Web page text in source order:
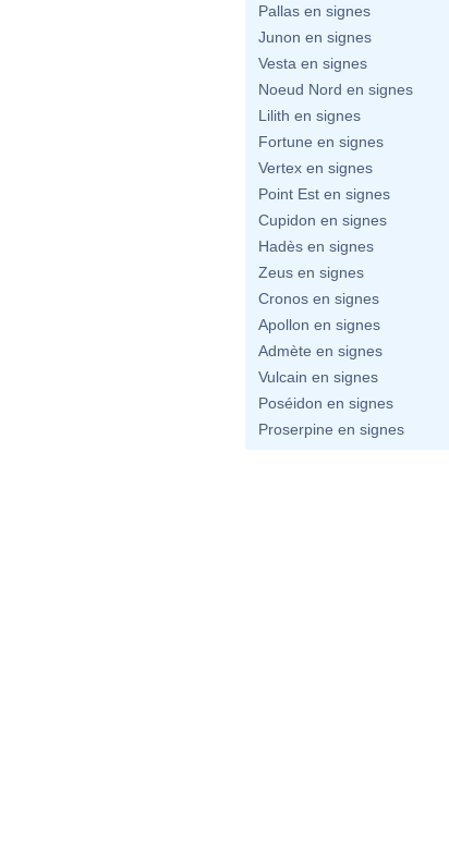
Pallas en signes
Junon en signes
Vesta en signes
Noeud Nord en signes
Lilith en signes
Fortune en signes
Vertex en signes
Point Est en signes
Cupidon en signes
Hadès en signes
Zeus en signes
Cronos en signes
Apollon en signes
Admète en signes
Vulcain en signes
Poséidon en signes
Proserpine en signes